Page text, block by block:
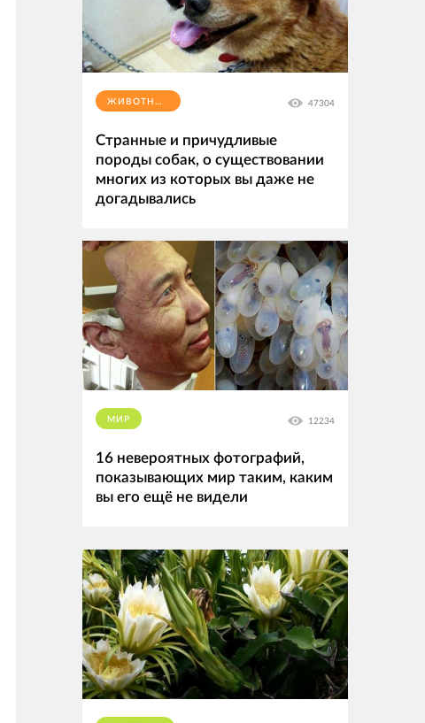
ЖИВОТНЫЕ 47304
Странные и причудливые
породы собак, о существовании
многих из которых вы даже не
догадывались
МИР 12234
16 невероятных фотографий,
показывающих мир таким, каким
вы его ещё не видели